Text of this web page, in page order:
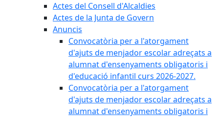
Actes del Consell d'Alcaldies
Actes de la Junta de Govern
Anuncis
Convocatòria per a l'atorgament
d'ajuts de menjador escolar adreçats a
alumnat d'ensenyaments obligatoris i
d'educació infantil curs 2026-2027.
Convocatòria per a l'atorgament
d'ajuts de menjador escolar adreçats a
alumnat d'ensenyaments obligatoris i